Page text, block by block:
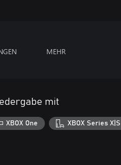
MEHR
mit
XBOX One XBOX Series X|S